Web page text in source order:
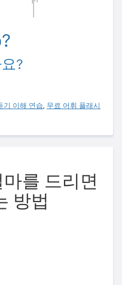
?
기 이해 연습, 무료 어휘 플래시
를 드리면
방법